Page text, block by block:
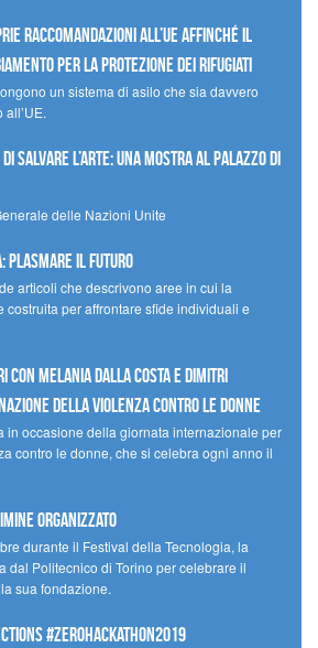
raccomandazioni all’UE affinché il
per la protezione dei rifugiati
un sistema di asilo che sia davvero
salvare l’arte: una mostra al Palazzo di
delle Nazioni Unite
plasmare il futuro
articoli che descrivono aree in cui la
per affrontare sfide individuali e
con Melania Dalla Costa e Dimitri
della violenza contro le donne
in occasione della giornata internazionale per
contro le donne, che si celebra ogni anno il
organizzato
durante il Festival della Tecnologia, la
dal Politecnico di Torino per celebrare il
sua fondazione.
#ZEROHackathon2019